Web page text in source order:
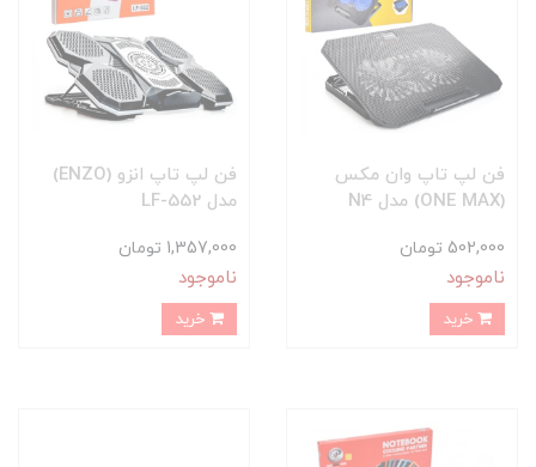
فن لپ تاپ وان مکس
(ONE MAX) مدل N4
502,000 تومان
ناموجود
فن لپ تاپ انزو (ENZO)
مدل LF-552
1,357,000 تومان
ناموجود